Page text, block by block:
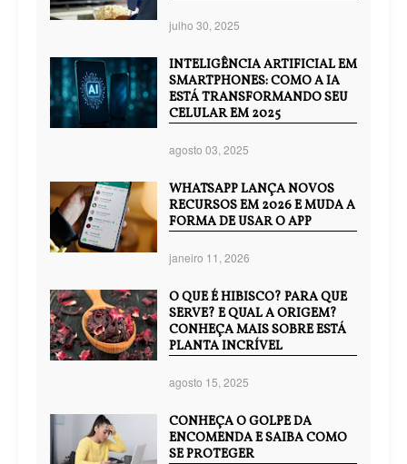
julho 30, 2025
INTELIGÊNCIA ARTIFICIAL EM
SMARTPHONES: COMO A IA
ESTÁ TRANSFORMANDO SEU
CELULAR EM 2025
agosto 03, 2025
WHATSAPP LANÇA NOVOS
RECURSOS EM 2026 E MUDA A
FORMA DE USAR O APP
janeiro 11, 2026
O QUE É HIBISCO? PARA QUE
SERVE? E QUAL A ORIGEM?
CONHEÇA MAIS SOBRE ESTÁ
PLANTA INCRÍVEL
agosto 15, 2025
CONHEÇA O GOLPE DA
ENCOMENDA E SAIBA COMO
SE PROTEGER